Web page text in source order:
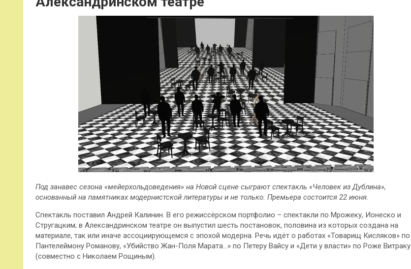
Под занавес сезона «мейерхольдоведения» на Новой сцене сыграют спектакль «Человек из Дублина»,
основанный на памятниках модернистской литературы и не только. Премьера состоится 22 июня.
Спектакль поставил Андрей Калинин. В его режиссёрском портфолио – спектакли по Мрожеку, Ионеско и
Стругацким; в Александринском театре он выпустил шесть постановок, половина из которых создана на
материале, так или иначе ассоциирующемся с эпохой модерна. Речь идёт о работах «Товарищ Кисляков» по
Пантелеймону Романову, «Убийство Жан-Поля Марата…» по Петеру Вайсу и «Дети у власти» по Роже Витраку
(совместно с Николаем Рощиным).